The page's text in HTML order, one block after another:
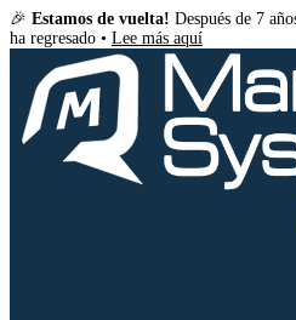
🎉 Estamos de vuelta! Después de 7
ha regresado • Lee más aquí